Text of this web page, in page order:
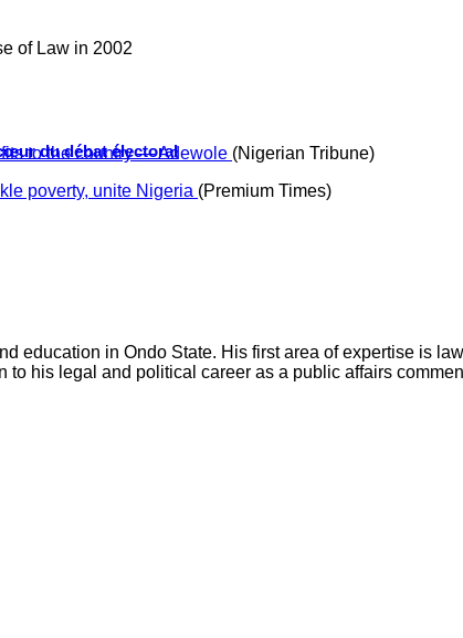
du débat électoral
of Law in 2002
to the country — Adewole (Nigerian Tribune)
poverty, unite Nigeria (Premium Times)
education in Ondo State. His first area of expertise is
his legal and political career as a public affairs